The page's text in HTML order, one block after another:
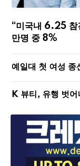
“미국내 6.25
만명 중 8%
예일대 첫 여성 종
K 뷰티, 유행 벗어